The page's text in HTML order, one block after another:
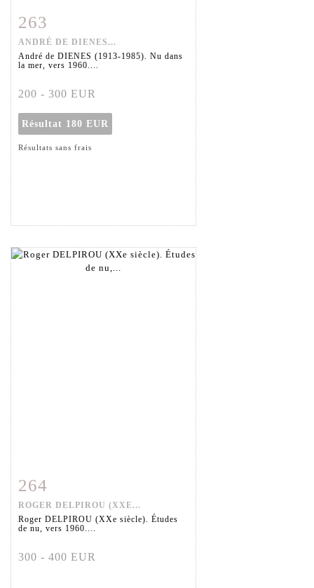
Fiche détaillée
263
ANDRÉ DE DIENES...
André de DIENES (1913-1985). Nu dans
la mer, vers 1960....
200 - 300 EUR
Résultat 180 EUR
Résultats sans frais
Fiche détaillée
264
ROGER DELPIROU (XXE...
Roger DELPIROU (XXe siècle). Études
de nu, vers 1960....
300 - 400 EUR